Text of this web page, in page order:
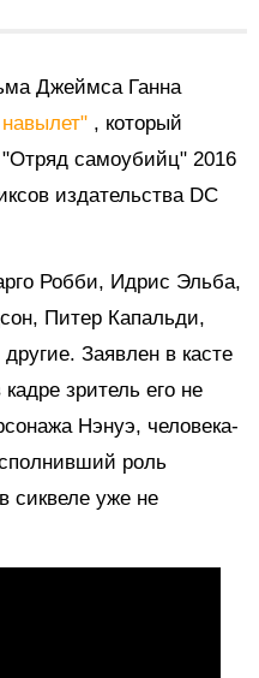
Джеймса Ганна
, который
самоубийц" 2016
издательства DC
Робби, Идрис Эльба,
Питер Капальди,
Заявлен в касте
зритель его не
Нэнуэ, человека-
роль
сиквеле уже не